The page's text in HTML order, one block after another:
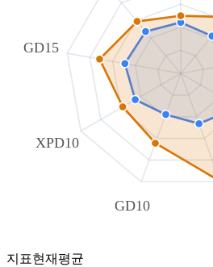
GD10
XPD10
GD15
지표현재평균